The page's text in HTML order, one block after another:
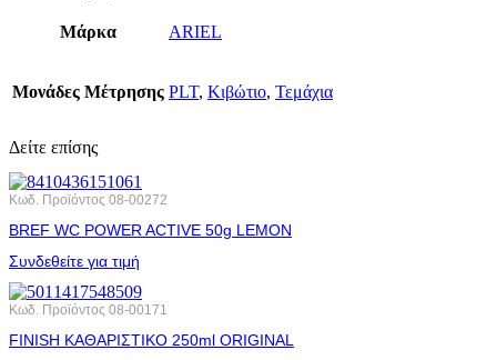
Μάρκα ARIEL
Μονάδες Μέτρησης PLT, Κιβώτιο, Τεμάχια
Δείτε επίσης
Κωδ. Προϊόντος 08-00272
BREF WC POWER ACTIVE 50g LEMON
Συνδεθείτε για τιμή
Κωδ. Προϊόντος 08-00171
FINISH ΚΑΘΑΡΙΣΤΙΚΟ 250ml ORIGINAL